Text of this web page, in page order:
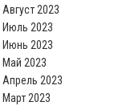
Август 2023
Июль 2023
Июнь 2023
Май 2023
Апрель 2023
Март 2023